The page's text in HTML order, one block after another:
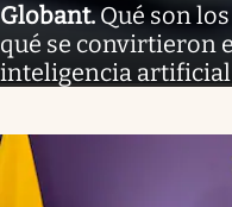
Globant.Qué son
qué se convirtieron
inteligencia